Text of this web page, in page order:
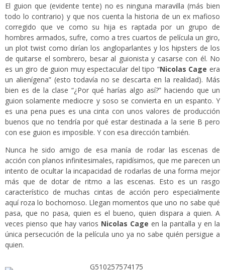
El guion que (evidente tente) no es ninguna maravilla (más bien
todo lo contrario) y que nos cuenta la historia de un ex mafioso
corregido que ve como su hija es raptada por un grupo de
hombres armados, sufre, como a tres cuartos de película un giro,
un plot twist como dirían los angloparlantes y los hipsters de los
de quitarse el sombrero, besar al guionista y casarse con él. No
es un giro de guion muy espectacular del tipo “Nicolas Cage era
un alienígena” (esto todavía no se descarta en la realidad). Más
bien es de la clase “¿Por qué harías algo así?” haciendo que un
guion solamente mediocre y soso se convierta en un espanto. Y
es una pena pues es una cinta con unos valores de producción
buenos que no tendría por qué estar destinada a la serie B pero
con ese guion es imposible. Y con esa dirección también.
Nunca he sido amigo de esa manía de rodar las escenas de
acción con planos infinitesimales, rapidísimos, que me parecen un
intento de ocultar la incapacidad de rodarlas de una forma mejor
más que de dotar de ritmo a las escenas. Esto es un rasgo
característico de muchas cintas de acción pero especialmente
aquí roza lo bochornoso. Llegan momentos que uno no sabe qué
pasa, que no pasa, quien es el bueno, quien dispara a quien. A
veces pienso que hay varios Nicolas Cage en la pantalla y en la
única persecución de la película uno ya no sabe quién persigue a
quien.